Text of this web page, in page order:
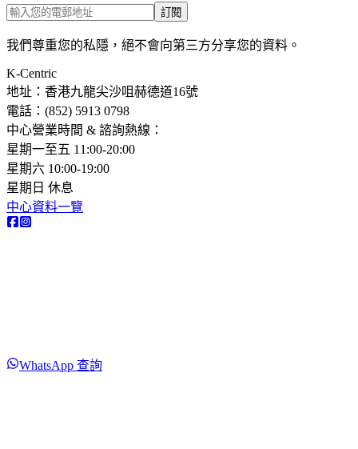
訂閱
我們尊重您的私隱，絕不會向第三方分享您的資料。
K-Centric
地址：香港九龍尖沙咀赫德道16號
電話：(852) 5913 0798​
中心營業時間 & 諮詢熱線：
星期一至五 11:00-20:00
星期六 10:00-19:00
星期日 休息
中心資料一覽
WhatsApp 查詢